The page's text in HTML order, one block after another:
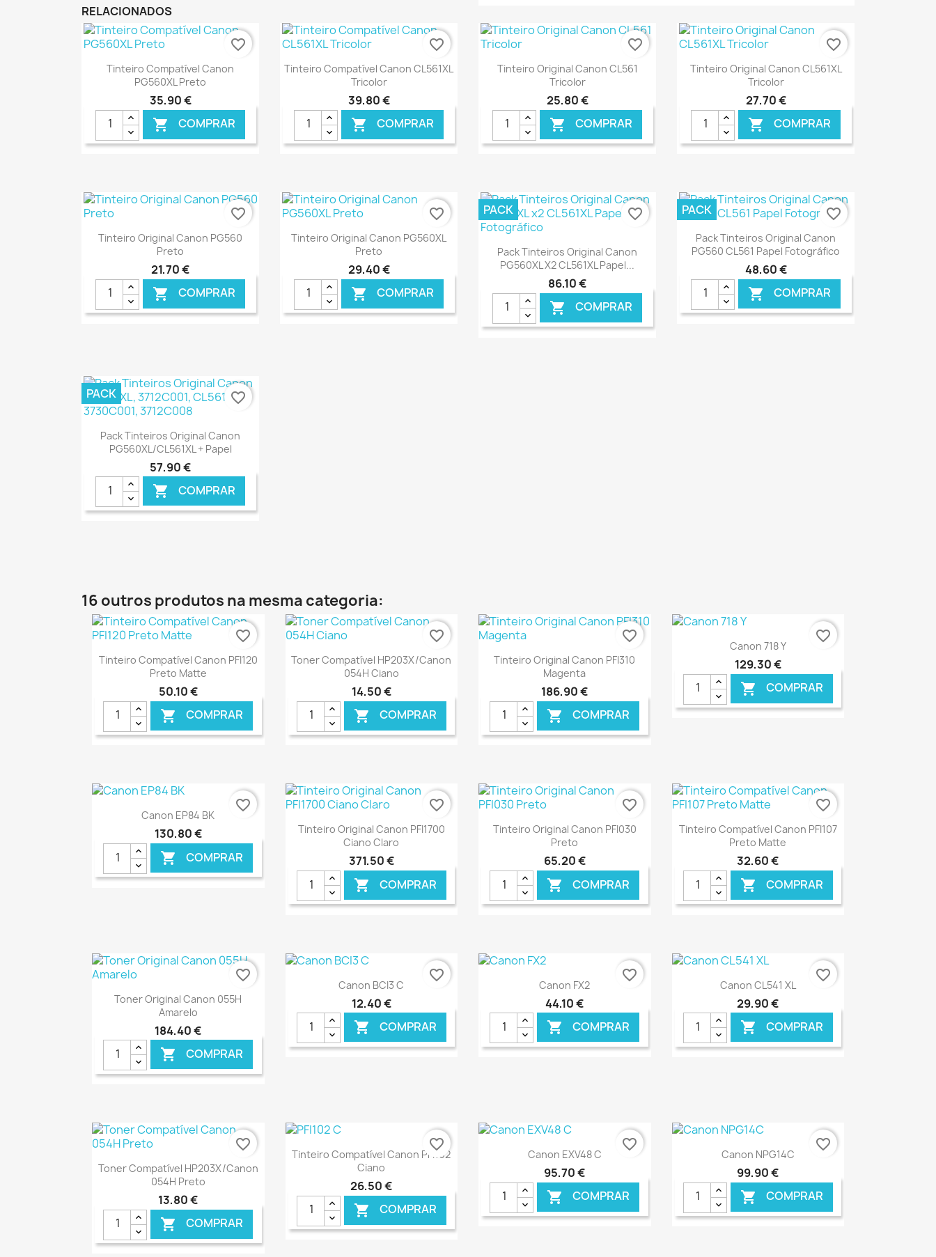
RELACIONADOS
Ver+
Tinteiro Compatível Canon
PG560XL Preto
35,90 €
 COMPRAR
favorite_border
Ver+
Tinteiro Compatível Canon CL561XL
Tricolor
39,80 €
 COMPRAR
favorite_border
Ver+
Tinteiro Original Canon CL561
Tricolor
25,80 €
 COMPRAR
favorite_border
Ver+
Tinteiro Original Canon CL561XL
Tricolor
27,70 €
 COMPRAR
favorite_border
Ver+
Tinteiro Original Canon PG560
Preto
21,70 €
 COMPRAR
favorite_border
Ver+
Tinteiro Original Canon PG560XL
Preto
29,40 €
 COMPRAR
favorite_border
Ver+
Pack Tinteiros Original Canon
PG560XL X2 CL561XL Papel...
86,10 €
 COMPRAR
PACK
favorite_border
Ver+
Pack Tinteiros Original Canon
PG560 CL561 Papel Fotográfico
48,60 €
 COMPRAR
PACK favorite_border
Ver+
Pack Tinteiros Original Canon
PG560XL/CL561XL + Papel
57,90 €
 COMPRAR
PACK favorite_border
16 outros produtos na mesma categoria:
Ver+
Tinteiro Compatível Canon PFI120
Preto Matte
50,10 €
 COMPRAR
favorite_border
Ver+
Toner Compatível HP203X/Canon
054H Ciano
14,50 €
 COMPRAR
favorite_border
Ver+
Tinteiro Original Canon PFI310
Magenta
186,90 €
 COMPRAR
favorite_border Ver+
Canon 718 Y
129,30 €
 COMPRAR
favorite_border
 Ver+
Canon EP84 BK
130,80 €
 COMPRAR
favorite_border
Ver+
Tinteiro Original Canon PFI1700
Ciano Claro
371,50 €
 COMPRAR
favorite_border
Ver+
Tinteiro Original Canon PFI030
Preto
65,20 €
 COMPRAR
favorite_border
Ver+
Tinteiro Compatível Canon PFI107
Preto Matte
32,60 €
 COMPRAR
favorite_border
Ver+
Toner Original Canon 055H
Amarelo
184,40 €
 COMPRAR
favorite_border Ver+
Canon BCI3 C
12,40 €
 COMPRAR
favorite_border Ver+
Canon FX2
44,10 €
 COMPRAR
favorite_border Ver+
Canon CL541 XL
29,90 €
 COMPRAR
favorite_border
Ver+
Toner Compatível HP203X/Canon
054H Preto
13,80 €
 COMPRAR
favorite_border Ver+
Tinteiro Compatível Canon PFI102
Ciano
26,50 €
 COMPRAR
favorite_border  Ver+
Canon EXV48 C
95,70 €
 COMPRAR
favorite_border Ver+
Canon NPG14C
99,90 €
 COMPRAR
favorite_border